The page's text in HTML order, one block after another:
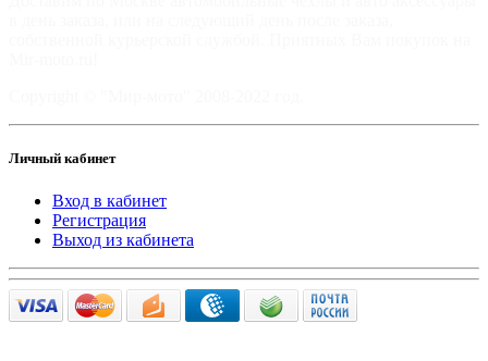
Личный кабинет
Вход в кабинет
Регистрация
Выход из кабинета